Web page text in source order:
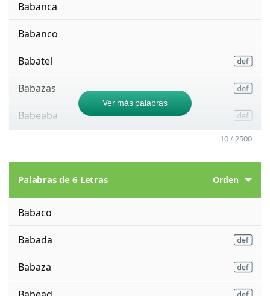
Babanca
Babanco
Babatel
Babazas
Babeaba
Ver más palabras
10 / 2500
Palabras de 6 Letras Orden
Babaco
Babada
Babaza